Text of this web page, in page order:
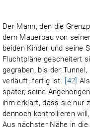
Der Mann, den die
dem Mauerbau von
beiden Kinder und seine
Fluchtpläne gescheitert
gegraben, bis der
verläuft, fertig ist. [42]
später, seine
ihm erklärt, dass sie nur
dennoch kontrollieren
Aus nächster Nähe in